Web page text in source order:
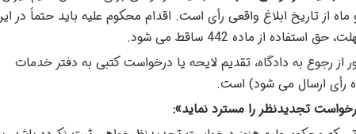
از تاریخ ابلاغ واقعی رأی است. اقدام محکوم علیه باید حتماً در
از ماده 442 ساقط می شود.
از رجوع به دادگاه، تقدیم لایحه یا درخواست کتبی به دفتر خدمات
رأی ارسال می شود) است.
تجدیدنظر را مسترد نماید»: